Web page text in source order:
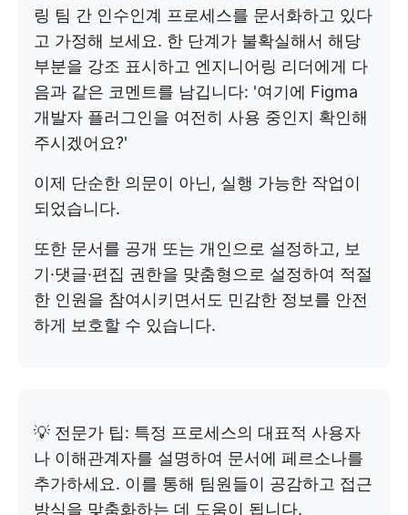
링 팀 간 인수인계 프로세스를 문서화하고 있다
고 가정해 보세요. 한 단계가 불확실해서 해당
부분을 강조 표시하고 엔지니어링 리더에게 다
음과 같은 코멘트를 남깁니다: '여기에 Figma
개발자 플러그인을 여전히 사용 중인지 확인해
주시겠어요?'
이제 단순한 의문이 아닌, 실행 가능한 작업이
되었습니다.
또한 문서를 공개 또는 개인으로 설정하고, 보
기·댓글·편집 권한을 맞춤형으로 설정하여 적절
한 인원을 참여시키면서도 민감한 정보를 안전
하게 보호할 수 있습니다.
💡 전문가 팁: 특정 프로세스의 대표적 사용자
나 이해관계자를 설명하여 문서에 페르소나를
추가하세요. 이를 통해 팀원들이 공감하고 접근
방식을 맞춤화하는 데 도움이 됩니다.